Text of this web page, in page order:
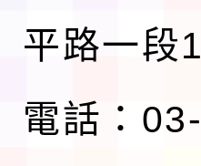
平路一段
電話：